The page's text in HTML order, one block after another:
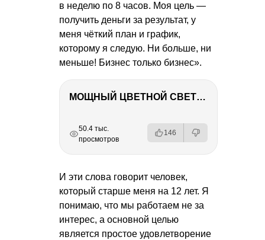
в неделю по 8 часов. Моя цель —
получить деньги за результат, у
меня чёткий план и график,
которому я следую. Ни больше, ни
меньше! Бизнес только бизнес».
МОЩНЫЙ ЦВЕТНОЙ СВЕТ – NANLITE FC-500C
РЕКЛАМА
РЕКЛАМА
РЕКЛАМА
РЕКЛАМА
50.4 тыс.
просмотров
146
И эти слова говорит человек,
который старше меня на 12 лет. Я
понимаю, что мы работаем не за
интерес, а основной целью
является простое удовлетворение